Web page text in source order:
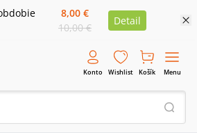
8,00 €
10,00 €
Detail
Konto Wishlist Košík Menu